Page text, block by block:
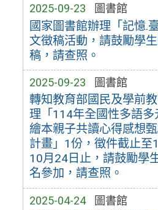
2025-09-23 圖書館
國家圖書館辦理「記憶.
文徵稿活動，請鼓勵學
稿，請查照。
2025-09-23 圖書館
轉知教育部國民及學前
理「114年全國性多語多
繪本親子共讀心得感想
計畫」1份，徵件截止至
10月24日止，請鼓勵學
名參加，請查照。
2025-04-24 圖書館